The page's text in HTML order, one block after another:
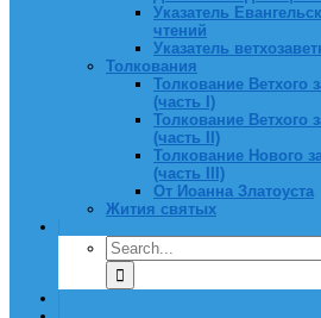
Указатель
чтений
Указатель
Толкования
Толкование Ветхого
(часть I)
Толкование Ветхого
(часть II)
Толкование Нового
(часть III)
От Иоанна Златоуста
Жития святых